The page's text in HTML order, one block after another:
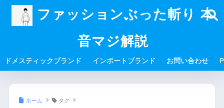
ファッションぶった斬り 本
音マジ解説
ドメスティックブランド インポートブランド お問い合わせ
ホーム タグ